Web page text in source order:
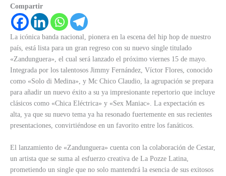
Compartir
La icónica banda nacional, pionera en la escena del hip hop de nuestro
país, está lista para un gran regreso con su nuevo single titulado
«Zandunguera», el cual será lanzado el próximo viernes 15 de mayo.
Integrada por los talentosos Jimmy Fernández, Víctor Flores, conocido
como «Solo di Medina», y Mc Chico Claudio, la agrupación se prepara
para añadir un nuevo éxito a su ya impresionante repertorio que incluye
clásicos como «Chica Eléctrica» y «Sex Maniac». La expectación es
alta, ya que su nuevo tema ya ha resonado fuertemente en sus recientes
presentaciones, convirtiéndose en un favorito entre los fanáticos.
El lanzamiento de «Zandunguera» cuenta con la colaboración de Cestar,
un artista que se suma al esfuerzo creativa de La Pozze Latina,
prometiendo un single que no solo mantendrá la esencia de sus exitosos